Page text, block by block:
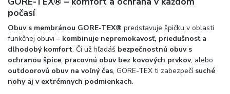
počasí
Obuv s membránou GORE-TEX® predstavuje špičku v oblasti
funkčnej obuvi – kombinuje nepremokavosť, priedušnosť a
dlhodobý komfort. Či už hľadáš bezpečnostnú obuv s
ochranou špice, pracovnú obuv bez kovových prvkov, alebo
outdoorovú obuv na voľný čas, GORE-TEX ti zabezpečí suché
nohy aj v extrémnych podmienkach.